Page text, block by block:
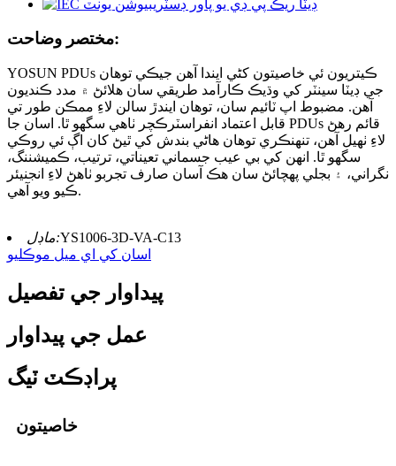
مختصر وضاحت:
YOSUN PDUs ڪيتريون ئي خاصيتون کڻي ايندا آهن جيڪي توهان
جي ڊيٽا سينٽر کي وڌيڪ ڪارآمد طريقي سان هلائڻ ۾ مدد ڪنديون
آهن. مضبوط اپ ٽائيم سان، توهان ايندڙ سالن لاءِ ممڪن طور تي
قابل اعتماد انفراسٽرڪچر ٺاهي سگهو ٿا. اسان جا PDUs قائم رهڻ
لاءِ ٺهيل آهن، تنهنڪري توهان هاڻي بندش کي ٿيڻ کان اڳ ئي روڪي
سگهو ٿا. انهن کي بي عيب جسماني تعیناتي، ترتيب، ڪميشننگ،
نگراني، ۽ بجلي پهچائڻ سان هڪ آسان صارف تجربو ٺاهڻ لاءِ انجنيئر
ڪيو ويو آهي.
ماڊل:YS1006-3D-VA-C13
اسان کي اي ميل موڪليو
پيداوار جي تفصيل
عمل جي پيداوار
پراڊڪٽ ٽيگ
خاصيتون